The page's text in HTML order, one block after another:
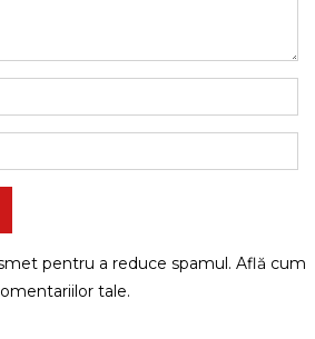
pentru a reduce spamul. Află cum
tale.